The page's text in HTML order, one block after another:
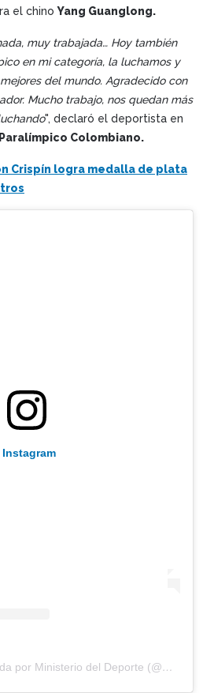
el chinoYang Guanglong.
muy trabajada… Hoy también
en mi categoría, la luchamos y
del mundo. Agradecido con
Mucho trabajo, nos quedan más
", declaró el deportista en
Colombiano.
Crispín logra medalla de plata
Una publicación compartida por Ministerio del Deporte (@mindeportecol)